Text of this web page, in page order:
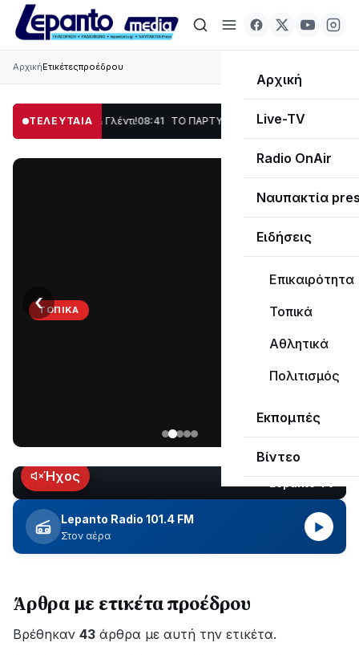
Αρχική
Live-TV
Radio OnAir
Ναυπακτία
Ειδήσεις
Επικαιρότητα
Τοπικά
Αθλητικά
Πολιτισμός
Εκπομπές
Βίντεο
ΑρχικήΕτικέτεςπροέδρου
ΤΕΛΕΥΤΑΙΑ
Χορός & Γλέντι! 08:41 ΤΟ ΠΑΡΤΥ ΣΥΝΕΧΙΖΕΤΑΙ… 19:47 Στο σκοτάδι
ΤΟΠΙΚΆ
Κωτσανά
για
τα
μεγάλα
έργα
‹
LIVEΉχος
Lepanto Radio 101.4 FM
Στον αέρα
▶
Άρθρα με ετικέτα προέδρου
Βρέθηκαν 43 άρθρα με αυτή την ετικέτα.